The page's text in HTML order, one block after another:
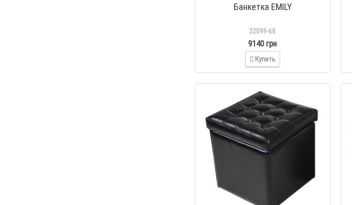
Банкетка EMILY
32099-68
9140 грн
Купить